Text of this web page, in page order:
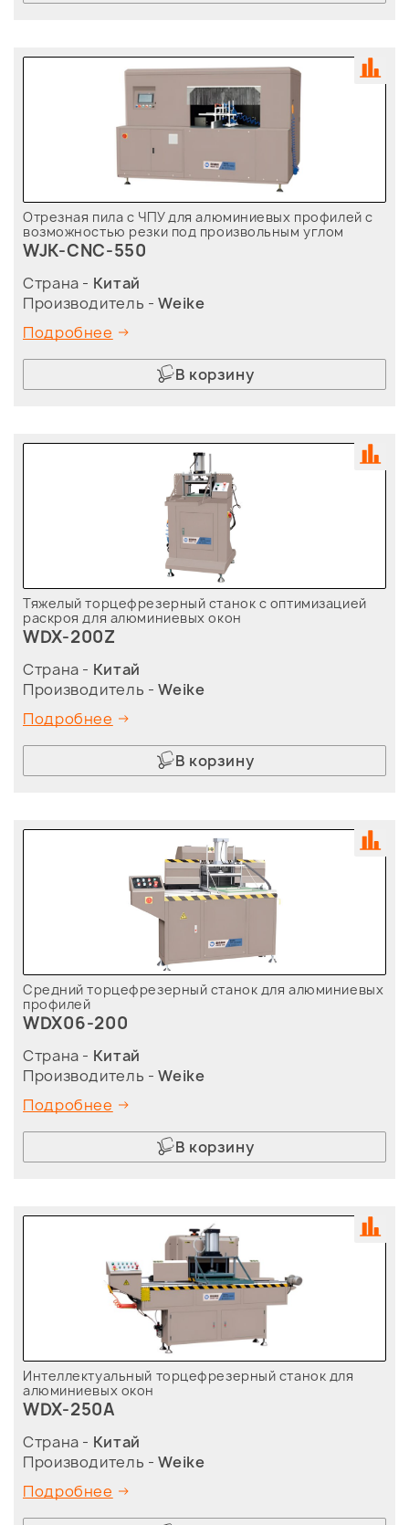
Отрезная пила с ЧПУ для алюминиевых профилей с
возможностью резки под произвольным углом
WJK-CNC-550
Страна - Китай
Производитель -Weike
Подробнее
В корзину
Тяжелый торцефрезерный станок с оптимизацией
раскроя для алюминиевых окон
WDX-200Z
Страна - Китай
Производитель -Weike
Подробнее
В корзину
Средний торцефрезерный станок для алюминиевых
профилей
WDX06-200
Страна - Китай
Производитель -Weike
Подробнее
В корзину
Интеллектуальный торцефрезерный станок для
алюминиевых окон
WDX-250A
Страна - Китай
Производитель -Weike
Подробнее